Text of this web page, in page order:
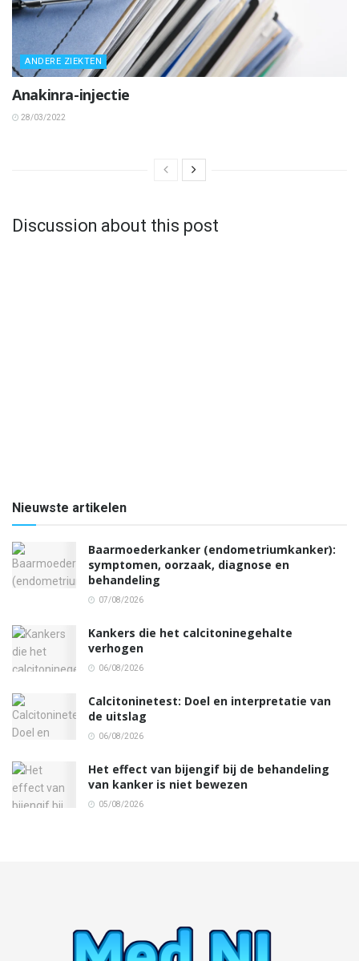
ANDERE ZIEKTEN
Anakinra-injectie
28/03/2022
Discussion about this post
Nieuwste artikelen
Baarmoederkanker (endometriumkanker):
symptomen, oorzaak, diagnose en
behandeling
07/08/2026
Kankers die het calcitoninegehalte
verhogen
06/08/2026
Calcitoninetest: Doel en interpretatie van
de uitslag
06/08/2026
Het effect van bijengif bij de behandeling
van kanker is niet bewezen
05/08/2026